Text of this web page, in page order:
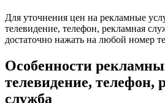
Для уточнения цен на рекламные
телевидение, телефон, рекламная
достаточно нажать на любой номер
Особенности
телевидение, телефон,
служба